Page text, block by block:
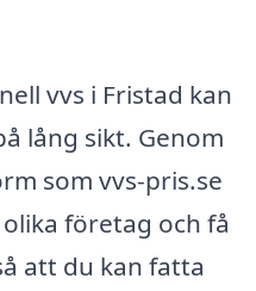
vvs i Fristad kan
lång sikt. Genom
som vvs-pris.se
företag och få
att du kan fatta